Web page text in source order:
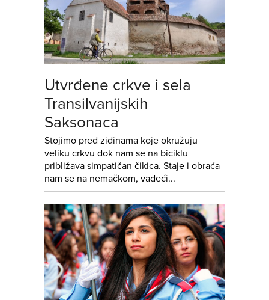
Utvrđene crkve i sela
Transilvanijskih
Saksonaca
Stojimo pred zidinama koje okružuju
veliku crkvu dok nam se na biciklu
približava simpatičan čikica. Staje i obraća
nam se na nemačkom, vadeći...